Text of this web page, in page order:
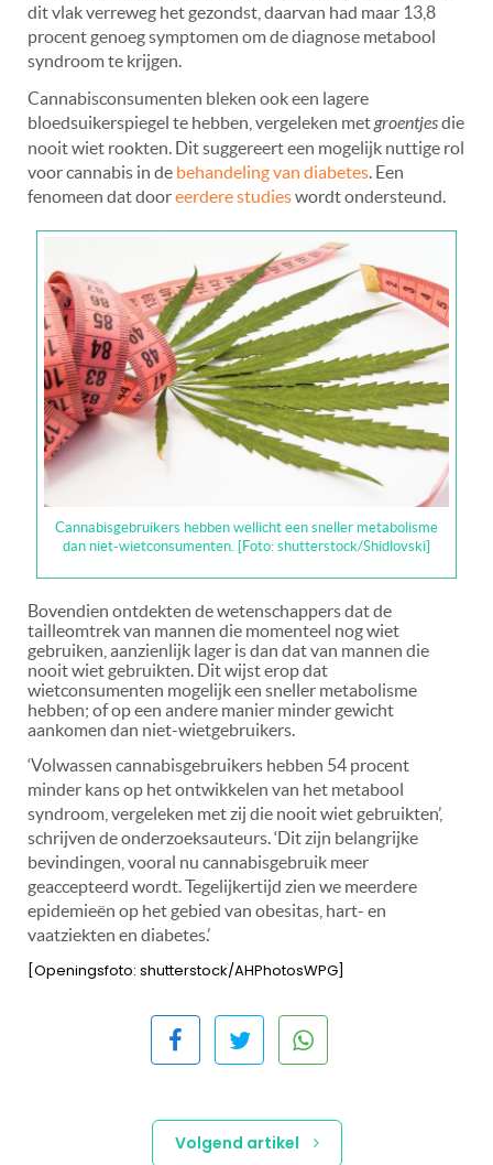
dit vlak verreweg het gezondst, daarvan had maar 13,8
procent genoeg symptomen om de diagnose metabool
syndroom te krijgen.
Cannabisconsumenten bleken ook een lagere
bloedsuikerspiegel te hebben, vergeleken metgroentjesdie
nooit wiet rookten. Dit suggereert een mogelijk nuttige rol
voor cannabis in de behandeling van diabetes. Een
fenomeen dat dooreerdere studieswordt ondersteund.
Cannabisgebruikers hebben wellicht een sneller metabolisme
dan niet-wietconsumenten. [Foto: shutterstock/Shidlovski]
Bovendien ontdekten de wetenschappers dat de
tailleomtrek van mannen die momenteel nog wiet
gebruiken, aanzienlijk lager is dan dat van mannen die
nooit wiet gebruikten. Dit wijst erop dat
wietconsumenten mogelijk een sneller metabolisme
hebben; of op een andere manier minder gewicht
aankomen dan niet-wietgebruikers.
‘Volwassen cannabisgebruikers hebben 54 procent
minder kans op het ontwikkelen van het metabool
syndroom, vergeleken met zij die nooit wiet gebruikten’,
schrijven de onderzoeksauteurs. ‘Dit zijn belangrijke
bevindingen, vooral nu cannabisgebruik meer
geaccepteerd wordt. Tegelijkertijd zien we meerdere
epidemieën op het gebied van obesitas, hart- en
vaatziekten en diabetes.’
[Openingsfoto: shutterstock/AHPhotosWPG]
Volgend artikel